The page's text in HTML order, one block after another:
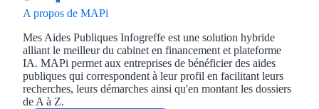
A propos de MAPi
Mes Aides Publiques Infogreffe est une solution hybride
alliant le meilleur du cabinet en financement et plateforme
IA. MAPi permet aux entreprises de bénéficier des aides
publiques qui correspondent à leur profil en facilitant leurs
recherches, leurs démarches ainsi qu'en montant les dossiers
de A à Z.